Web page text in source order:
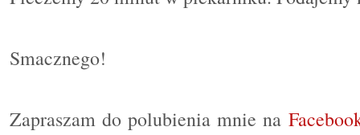
Smacznego!
Zapraszam do polubienia mnie na